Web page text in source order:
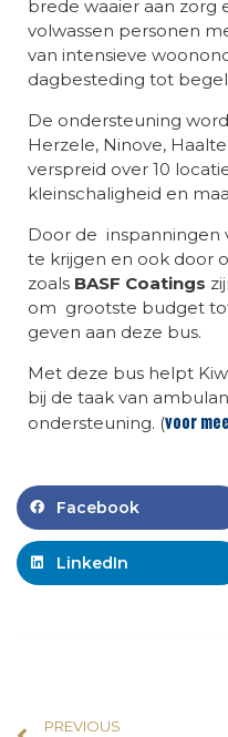
brede waaier aan zorg
volwassen personen
van intensieve
dagbesteding tot
De ondersteuning
Herzele, Ninove,
verspreid over 10
kleinschaligheid en
Door de inspanningen
te krijgen en ook door
zoals BASF Coatings
om grootste budget
geven aan deze bus.
Met deze bus helpt
bij de taak van
ondersteuning. (voor
Facebook
LinkedIn
PREVIOUS